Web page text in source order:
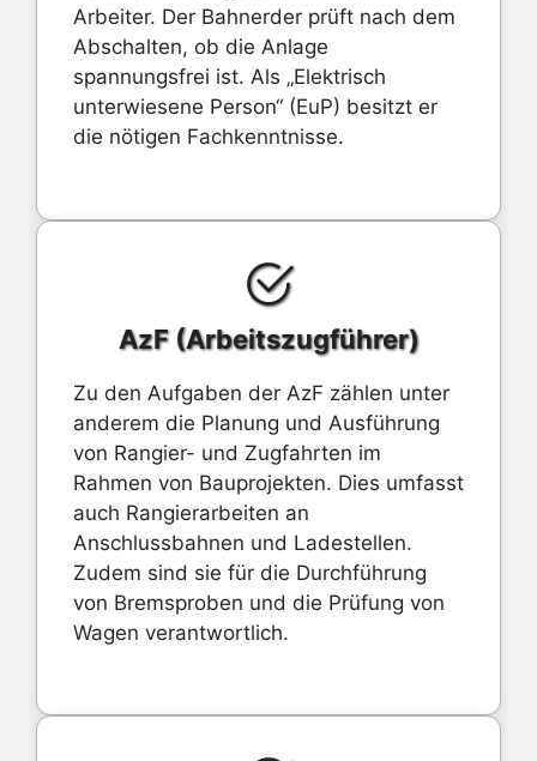
Arbeiter. Der Bahnerder prüft nach dem
Abschalten, ob die Anlage
spannungsfrei ist. Als „Elektrisch
unterwiesene Person“ (EuP) besitzt er
die nötigen Fachkenntnisse.
AzF (Arbeitszugführer)
Zu den Aufgaben der AzF zählen unter
anderem die Planung und Ausführung
von Rangier- und Zugfahrten im
Rahmen von Bauprojekten. Dies umfasst
auch Rangierarbeiten an
Anschlussbahnen und Ladestellen.
Zudem sind sie für die Durchführung
von Bremsproben und die Prüfung von
Wagen verantwortlich.